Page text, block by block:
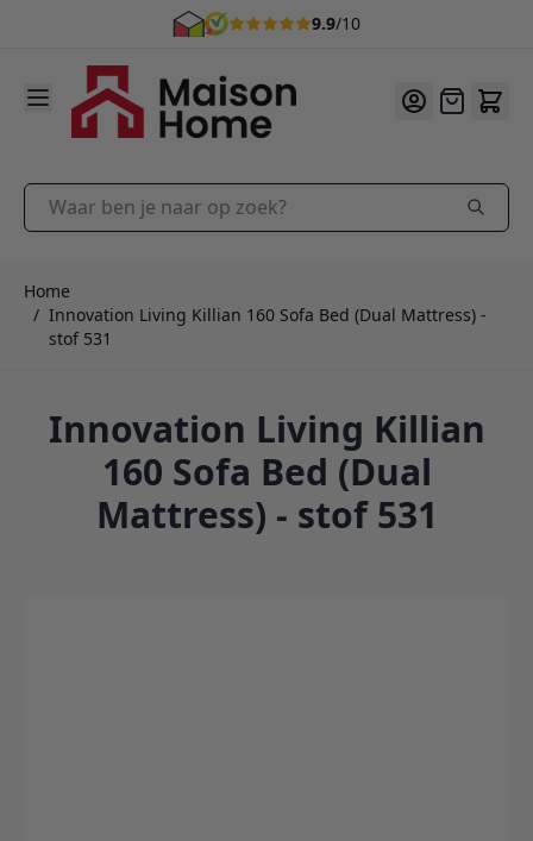
9.9/10
Ga naar de inhoud
Offerte
Waar ben je naar op zoek?
Home
/ Innovation Living Killian 160 Sofa Bed (Dual Mattress) -
stof 531
Innovation Living Killian
160 Sofa Bed (Dual
Mattress) - stof 531